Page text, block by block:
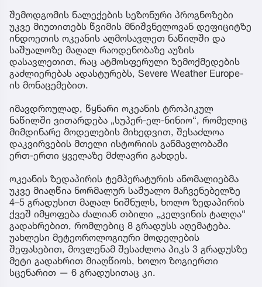
შემოდგომის ნალექების სეზონური პროგნოზები
უკვე მიუთითებს წვიმის მნიშვნელოვან დეფიციტზე
ინდოეთის ოკეანის აღმოსავლეთ ნაწილში და
საშუალოზე მაღალ რაოდენობაზე აუზის
დასავლეთით, რაც ატმოსფერული ზემოქმედების
გაძლიერებას ადასტურებს, Severe Weather Europe-
ის მონაცემებით.
იმავდროულად, წყნარი ოკეანის ტროპიკულ
ნაწილში ვითარდება „სუპერ-ელ-ნინიო“, რომელიც
მიმდინარე მოდელების მიხედვით, შესაძლოა
დაკვირვების მთელი ისტორიის განმავლობაში
ერთ-ერთი ყველაზე მძლავრი გახდეს.
ოკეანის ზედაპირის ტემპერატურის ანომალიებმა
უკვე მიაღწია ნორმალურ საშუალო მაჩვენებელზე
4–5 გრადუსით მაღალ ნიშნულს, ხოლო ზედაპირის
ქვეშ იმყოფება ძალიან თბილი „კელვინის ტალღა“
გადახრებით, რომლებიც 8 გრადუსს აღემატება.
უახლესი მეტეოროლოგიური მოდელების
შეფასებით, მოვლენამ შესაძლოა პიკს 3 გრადუსზე
მეტი გადახრით მიაღწიოს, ხოლო ზოგიერთი
სცენარით — 6 გრადუსითაც კი.